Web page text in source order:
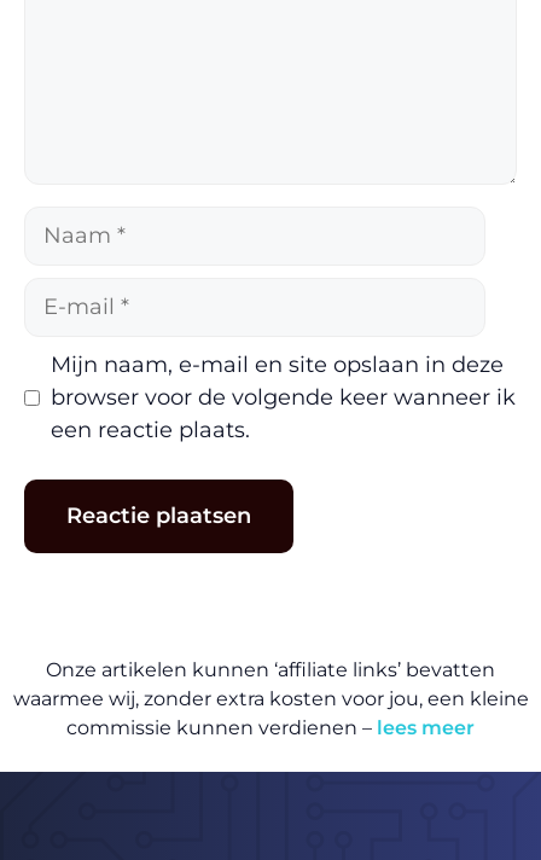
Naam
Mijn naam, e-mail en site opslaan in deze
browser voor de volgende keer wanneer ik
een reactie plaats.
Onze artikelen kunnen ‘affiliate links’ bevatten
waarmee wij, zonder extra kosten voor jou, een kleine
commissie kunnen verdienen – lees meer